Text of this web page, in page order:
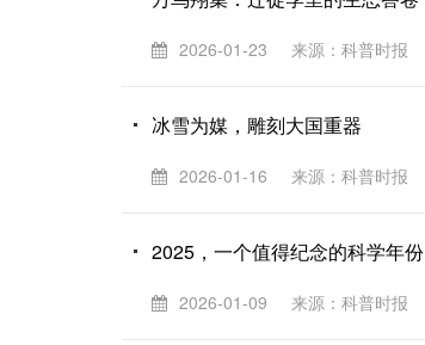
2026-01-23 来源：科普时报
冰雪为媒，雕刻大国重器
2026-01-16 来源：科普时报
2025，一个值得纪念的科学年份
2026-01-09 来源：科普时报